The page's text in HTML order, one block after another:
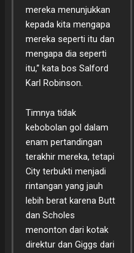
mereka menunjukkan
kepada kita mengapa
mereka seperti itu dan
mengapa dia seperti
itu,” kata bos Salford
Karl Robinson.
Timnya tidak
kebobolan gol dalam
enam pertandingan
terakhir mereka, tetapi
City terbukti menjadi
rintangan yang jauh
lebih berat karena Butt
dan Scholes
menonton dari kotak
direktur dan Giggs dari